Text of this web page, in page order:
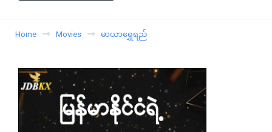
Home Movies မာယာရွှေရည်